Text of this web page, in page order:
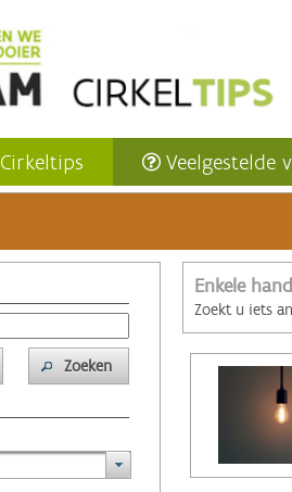
Cirkeltips Veelgestelde
Zoeken
Enkele
Zoekt u iets